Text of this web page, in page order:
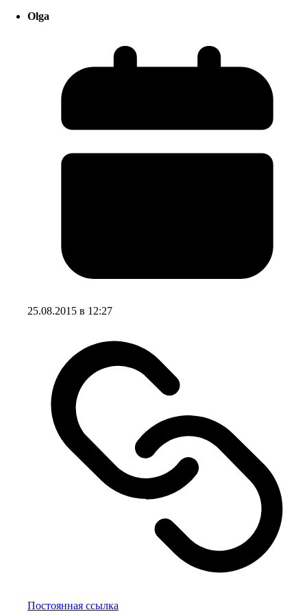
Olga
25.08.2015 в 12:27
Постоянная ссылка